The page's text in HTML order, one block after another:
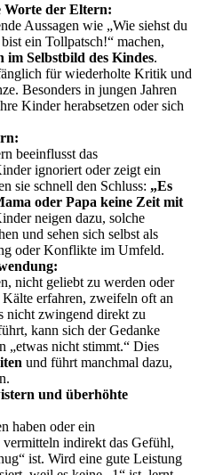
Worte der Eltern:
Aussagen wie „Wie siehst du
ein Tollpatsch!“ machen,
im Selbstbild des Kindes.
für wiederholte Kritik und
Besonders in jungen Jahren
Kinder herabsetzen oder sich
beeinflusst das
ignoriert oder zeigt ein
sie schnell den Schluss: „Es
oder Papa keine Zeit mit
neigen dazu, solche
und sehen sich selbst als
oder Konflikte im Umfeld.
nicht geliebt zu werden oder
erfahren, zweifeln oft an
nicht zwingend direkt zu
kann sich der Gedanke
„etwas nicht stimmt.“ Dies
und führt manchmal dazu,
und überhöhte
haben oder ein
indirekt das Gefühl,
ist. Wird eine gute Leistung